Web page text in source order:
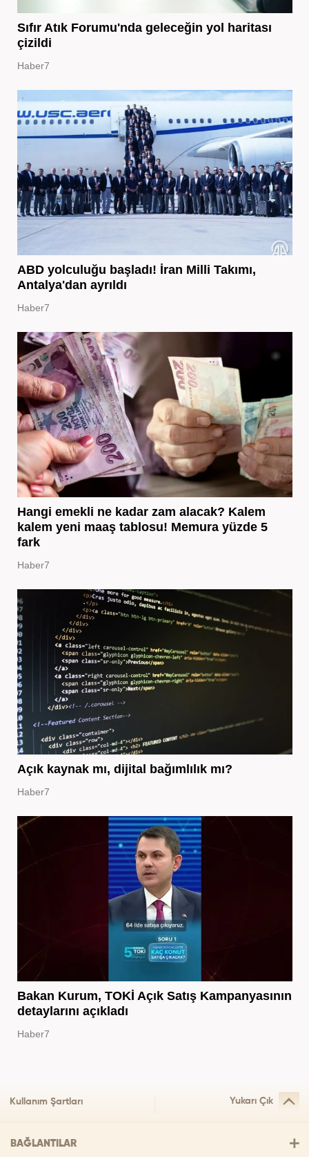
Sıfır Atık Forumu'nda geleceğin yol haritası
çizildi
Haber7
ABD yolculuğu başladı! İran Milli Takımı,
Antalya'dan ayrıldı
Haber7
Hangi emekli ne kadar zam alacak? Kalem
kalem yeni maaş tablosu! Memura yüzde 5
fark
Haber7
Açık kaynak mı, dijital bağımlılık mı?
Haber7
Bakan Kurum, TOKİ Açık Satış Kampanyasının
detaylarını açıkladı
Haber7
Kullanım Şartları Yukarı Çık
BAĞLANTILAR